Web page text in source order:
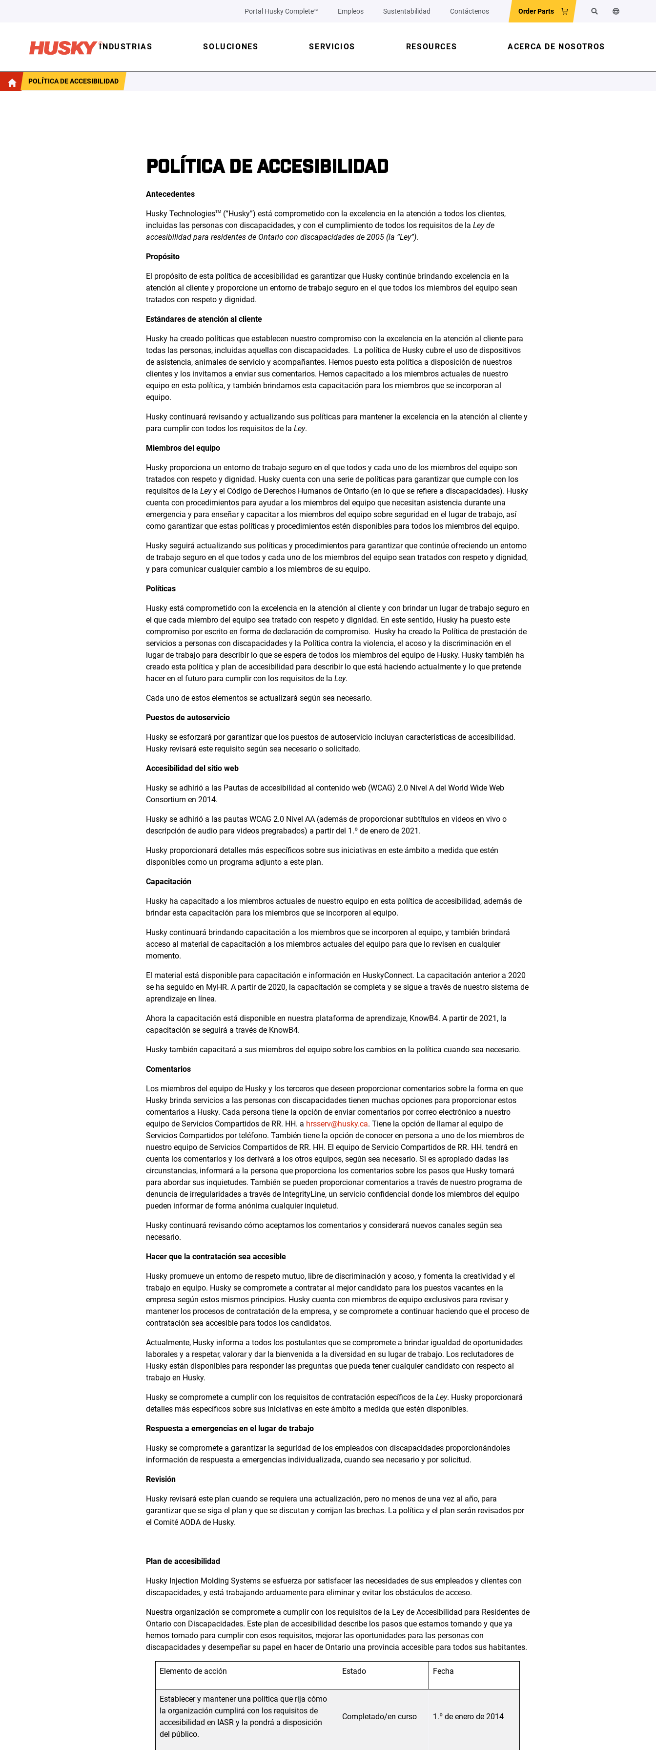
Portal Husky Complete™ Empleos Sustentabilidad Contáctenos Order Parts BuscarCambiar el
INDUSTRIAS SOLUCIONES SERVICIOS RESOURCES ACERCA DE NOSOTROS
POLÍTICA DE ACCESIBILIDAD
POLÍTICA DE ACCESIBILIDAD
Antecedentes
Husky TechnologiesTM(“Husky”) está comprometido con la excelencia en la atención a todos los clientes,
incluidas las personas con discapacidades, y con el cumplimiento de todos los requisitos de la Ley de
accesibilidad para residentes de Ontario con discapacidades de 2005 (la “Ley”).
Propósito
El propósito de esta política de accesibilidad es garantizar que Husky continúe brindando excelencia en la
atención al cliente y proporcione un entorno de trabajo seguro en el que todos los miembros del equipo sean
tratados con respeto y dignidad.
Estándares de atención al cliente
Husky ha creado políticas que establecen nuestro compromiso con la excelencia en la atención al cliente para
todas las personas, incluidas aquellas con discapacidades. La política de Husky cubre el uso de dispositivos
de asistencia, animales de servicio y acompañantes. Hemos puesto esta política a disposición de nuestros
clientes y los invitamos a enviar sus comentarios. Hemos capacitado a los miembros actuales de nuestro
equipo en esta política, y también brindamos esta capacitación para los miembros que se incorporan al
equipo.
Husky continuará revisando y actualizando sus políticas para mantener la excelencia en la atención al cliente y
para cumplir con todos los requisitos de la Ley.
Miembros del equipo
Husky proporciona un entorno de trabajo seguro en el que todos y cada uno de los miembros del equipo son
tratados con respeto y dignidad. Husky cuenta con una serie de políticas para garantizar que cumple con los
requisitos de la Leyy el Código de Derechos Humanos de Ontario (en lo que se refiere a discapacidades). Husky
cuenta con procedimientos para ayudar a los miembros del equipo que necesitan asistencia durante una
emergencia y para enseñar y capacitar a los miembros del equipo sobre seguridad en el lugar de trabajo, así
como garantizar que estas políticas y procedimientos estén disponibles para todos los miembros del equipo.
Husky seguirá actualizando sus políticas y procedimientos para garantizar que continúe ofreciendo un entorno
de trabajo seguro en el que todos y cada uno de los miembros del equipo sean tratados con respeto y dignidad,
y para comunicar cualquier cambio a los miembros de su equipo.
Políticas
Husky está comprometido con la excelencia en la atención al cliente y con brindar un lugar de trabajo seguro en
el que cada miembro del equipo sea tratado con respeto y dignidad. En este sentido, Husky ha puesto este
compromiso por escrito en forma de declaración de compromiso. Husky ha creado la Política de prestación de
servicios a personas con discapacidades y la Política contra la violencia, el acoso y la discriminación en el
lugar de trabajo para describir lo que se espera de todos los miembros del equipo de Husky. Husky también ha
creado esta política y plan de accesibilidad para describir lo que está haciendo actualmente y lo que pretende
hacer en el futuro para cumplir con los requisitos de la Ley.
Cada uno de estos elementos se actualizará según sea necesario.
Puestos de autoservicio
Husky se esforzará por garantizar que los puestos de autoservicio incluyan características de accesibilidad.
Husky revisará este requisito según sea necesario o solicitado.
Accesibilidad del sitio web
Husky se adhirió a las Pautas de accesibilidad al contenido web (WCAG) 2.0 Nivel A del World Wide Web
Consortium en 2014.
Husky se adhirió a las pautas WCAG 2.0 Nivel AA (además de proporcionar subtítulos en videos en vivo o
descripción de audio para videos pregrabados) a partir del 1.º de enero de 2021.
Husky proporcionará detalles más específicos sobre sus iniciativas en este ámbito a medida que estén
disponibles como un programa adjunto a este plan.
Capacitación
Husky ha capacitado a los miembros actuales de nuestro equipo en esta política de accesibilidad, además de
brindar esta capacitación para los miembros que se incorporen al equipo.
Husky continuará brindando capacitación a los miembros que se incorporen al equipo, y también brindará
acceso al material de capacitación a los miembros actuales del equipo para que lo revisen en cualquier
momento.
El material está disponible para capacitación e información en HuskyConnect. La capacitación anterior a 2020
se ha seguido en MyHR. A partir de 2020, la capacitación se completa y se sigue a través de nuestro sistema de
aprendizaje en línea.
Ahora la capacitación está disponible en nuestra plataforma de aprendizaje, KnowB4. A partir de 2021, la
capacitación se seguirá a través de KnowB4.
Husky también capacitará a sus miembros del equipo sobre los cambios en la política cuando sea necesario.
Comentarios
Los miembros del equipo de Husky y los terceros que deseen proporcionar comentarios sobre la forma en que
Husky brinda servicios a las personas con discapacidades tienen muchas opciones para proporcionar estos
comentarios a Husky. Cada persona tiene la opción de enviar comentarios por correo electrónico a nuestro
equipo de Servicios Compartidos de RR. HH. a hrsserv@husky.ca. Tiene la opción de llamar al equipo de
Servicios Compartidos por teléfono. También tiene la opción de conocer en persona a uno de los miembros de
nuestro equipo de Servicios Compartidos de RR. HH. El equipo de Servicio Compartidos de RR. HH. tendrá en
cuenta los comentarios y los derivará a los otros equipos, según sea necesario. Si es apropiado dadas las
circunstancias, informará a la persona que proporciona los comentarios sobre los pasos que Husky tomará
para abordar sus inquietudes. También se pueden proporcionar comentarios a través de nuestro programa de
denuncia de irregularidades a través de IntegrityLine, un servicio confidencial donde los miembros del equipo
pueden informar de forma anónima cualquier inquietud.
Husky continuará revisando cómo aceptamos los comentarios y considerará nuevos canales según sea
necesario.
Hacer que la contratación sea accesible
Husky promueve un entorno de respeto mutuo, libre de discriminación y acoso, y fomenta la creatividad y el
trabajo en equipo. Husky se compromete a contratar al mejor candidato para los puestos vacantes en la
empresa según estos mismos principios. Husky cuenta con miembros de equipo exclusivos para revisar y
mantener los procesos de contratación de la empresa, y se compromete a continuar haciendo que el proceso de
contratación sea accesible para todos los candidatos.
Actualmente, Husky informa a todos los postulantes que se compromete a brindar igualdad de oportunidades
laborales y a respetar, valorar y dar la bienvenida a la diversidad en su lugar de trabajo. Los reclutadores de
Husky están disponibles para responder las preguntas que pueda tener cualquier candidato con respecto al
trabajo en Husky.
Husky se compromete a cumplir con los requisitos de contratación específicos de la Ley. Husky proporcionará
detalles más específicos sobre sus iniciativas en este ámbito a medida que estén disponibles.
Respuesta a emergencias en el lugar de trabajo
Husky se compromete a garantizar la seguridad de los empleados con discapacidades proporcionándoles
información de respuesta a emergencias individualizada, cuando sea necesario y por solicitud.
Revisión
Husky revisará este plan cuando se requiera una actualización, pero no menos de una vez al año, para
garantizar que se siga el plan y que se discutan y corrijan las brechas. La política y el plan serán revisados por
el Comité AODA de Husky.
Plan de accesibilidad
Husky Injection Molding Systems se esfuerza por satisfacer las necesidades de sus empleados y clientes con
discapacidades, y está trabajando arduamente para eliminar y evitar los obstáculos de acceso.
Nuestra organización se compromete a cumplir con los requisitos de la Ley de Accesibilidad para Residentes de
Ontario con Discapacidades. Este plan de accesibilidad describe los pasos que estamos tomando y que ya
hemos tomado para cumplir con esos requisitos, mejorar las oportunidades para las personas con
discapacidades y desempeñar su papel en hacer de Ontario una provincia accesible para todos sus habitantes.
Elemento de acción Estado Fecha
Establecer y mantener una política que rija cómo
la organización cumplirá con los requisitos de
accesibilidad en IASR y la pondrá a disposición
del público.
Completado/en curso 1.º de enero de 2014